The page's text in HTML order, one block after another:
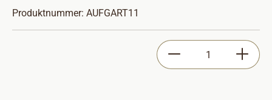
Produktnummer: AUFGART11
Produkt Anzahl: